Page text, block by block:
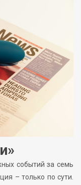
событий за семь
– только по сути.